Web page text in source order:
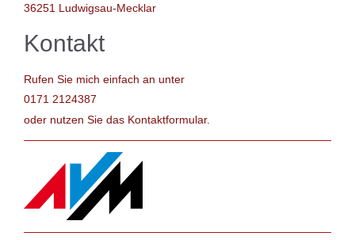
36251 Ludwigsau-Mecklar
Kontakt
Rufen Sie mich einfach an unter
0171 2124387
oder nutzen Sie das Kontaktformular.